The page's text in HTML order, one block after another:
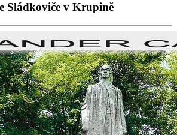
Sládkoviče v Krupině